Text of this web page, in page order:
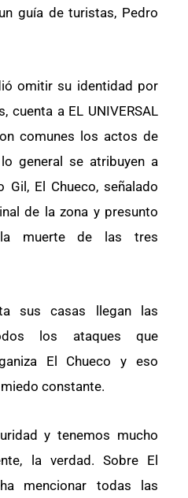
guía de turistas, Pedro
omitir su identidad por
cuenta a EL UNIVERSAL
comunes los actos de
general se atribuyen a
El Chueco, señalado
de la zona y presunto
la muerte de las tres
sus casas llegan las
los ataques que
El Chueco y eso
constante.
y tenemos mucho
la verdad. Sobre El
mencionar todas las